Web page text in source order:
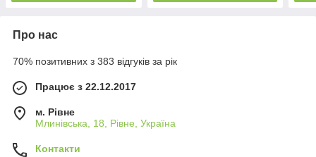
Про нас
70% позитивних з 383 відгуків за рік
Працює з 22.12.2017
м. Рівне
Млинівська, 18, Рівне, Україна
Контакти